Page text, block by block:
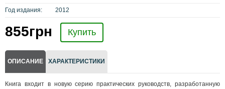
Год издания:
2012
855грн Купить
ОПИСАНИЕ ХАРАКТЕРИСТИКИ
Книга входит в новую серию практических руководств, разработанную